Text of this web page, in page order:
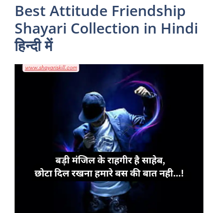
Best Attitude Friendship
Shayari Collection in Hindi
हिन्दी में